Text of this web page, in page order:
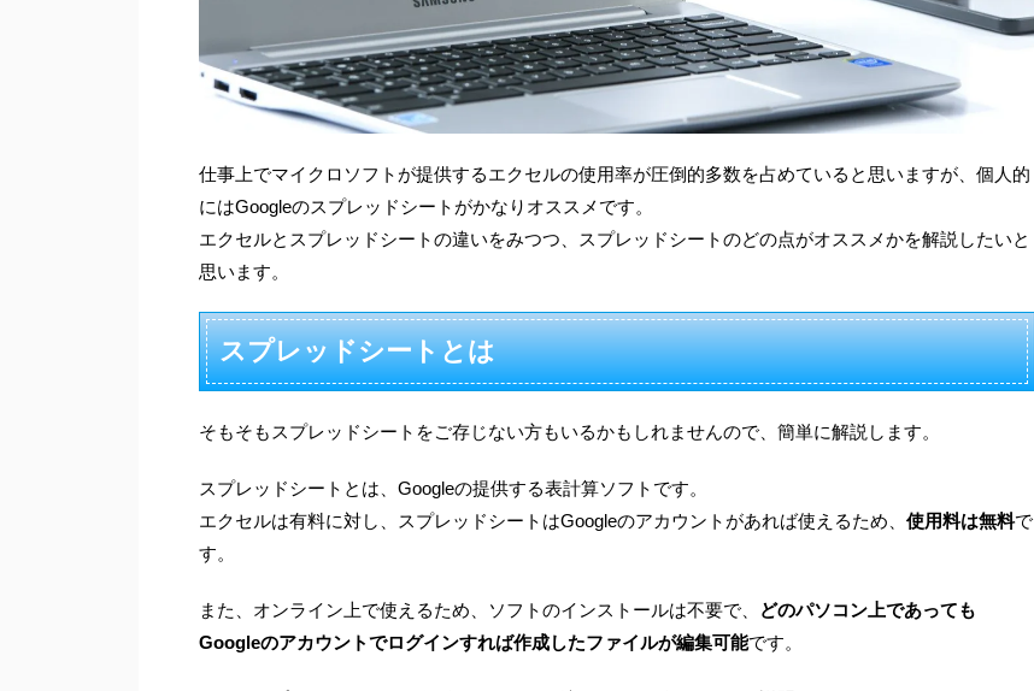
仕事上でマイクロソフトが提供するエクセルの使用率が圧倒的多数を占めていると思いますが、個人的
にはGoogleのスプレッドシートがかなりオススメです。
エクセルとスプレッドシートの違いをみつつ、スプレッドシートのどの点がオススメかを解説したいと
思います。
スプレッドシートとは
そもそもスプレッドシートをご存じない方もいるかもしれませんので、簡単に解説します。
スプレッドシートとは、Googleの提供する表計算ソフトです。
エクセルは有料に対し、スプレッドシートはGoogleのアカウントがあれば使えるため、 使用料は無料で
す。
また、オンライン上で使えるため、ソフトのインストールは不要で、
どのパソコン上であっても
Googleのアカウントでログインすれば作成したファイルが編集可能です。